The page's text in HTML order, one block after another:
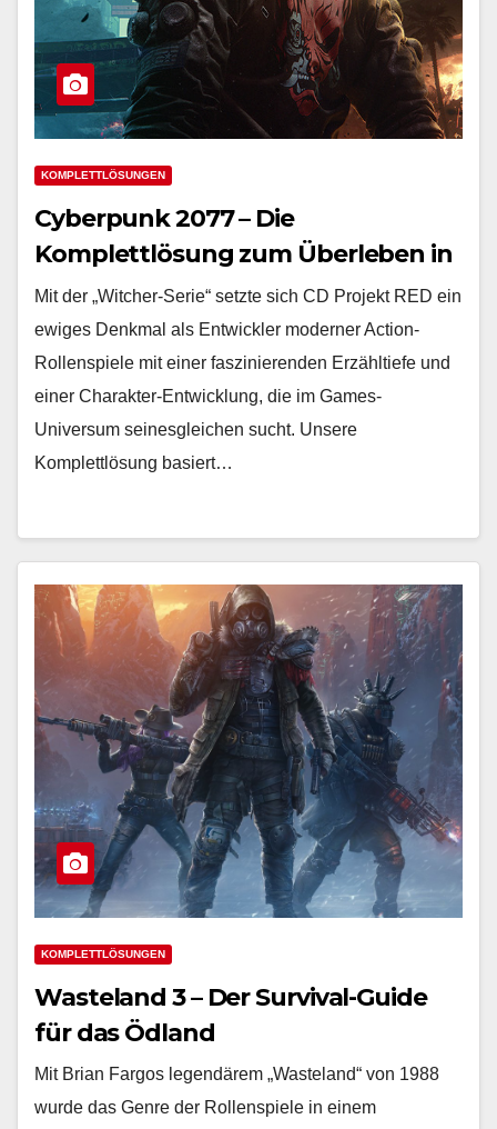
KOMPLETTLÖSUNGEN
Cyberpunk 2077 – Die
Komplettlösung zum Überleben in
Night City
Mit der „Witcher-Serie“ setzte sich CD Projekt RED ein
ewiges Denkmal als Entwickler moderner Action-
Rollenspiele mit einer faszinierenden Erzähltiefe und
einer Charakter-Entwicklung, die im Games-
Universum seinesgleichen sucht. Unsere
Komplettlösung basiert…
KOMPLETTLÖSUNGEN
Wasteland 3 – Der Survival-Guide
für das Ödland
Mit Brian Fargos legendärem „Wasteland“ von 1988
wurde das Genre der Rollenspiele in einem